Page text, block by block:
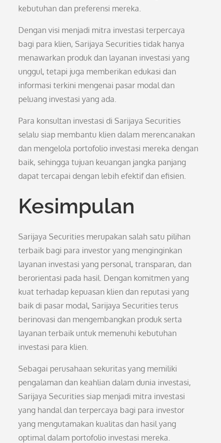
kebutuhan dan preferensi mereka.
Dengan visi menjadi mitra investasi terpercaya
bagi para klien, Sarijaya Securities tidak hanya
menawarkan produk dan layanan investasi yang
unggul, tetapi juga memberikan edukasi dan
informasi terkini mengenai pasar modal dan
peluang investasi yang ada.
Para konsultan investasi di Sarijaya Securities
selalu siap membantu klien dalam merencanakan
dan mengelola portofolio investasi mereka dengan
baik, sehingga tujuan keuangan jangka panjang
dapat tercapai dengan lebih efektif dan efisien.
Kesimpulan
Sarijaya Securities merupakan salah satu pilihan
terbaik bagi para investor yang menginginkan
layanan investasi yang personal, transparan, dan
berorientasi pada hasil. Dengan komitmen yang
kuat terhadap kepuasan klien dan reputasi yang
baik di pasar modal, Sarijaya Securities terus
berinovasi dan mengembangkan produk serta
layanan terbaik untuk memenuhi kebutuhan
investasi para klien.
Sebagai perusahaan sekuritas yang memiliki
pengalaman dan keahlian dalam dunia investasi,
Sarijaya Securities siap menjadi mitra investasi
yang handal dan terpercaya bagi para investor
yang mengutamakan kualitas dan hasil yang
optimal dalam portofolio investasi mereka.